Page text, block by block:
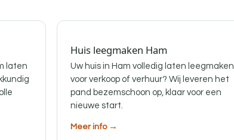
laten
Huis leegmaken Ham
Uw huis in Ham volledig laten leegmaken
voor verkoop of verhuur? Wij leveren het
pand bezemschoon op, klaar voor een
nieuwe start.
Meer info →